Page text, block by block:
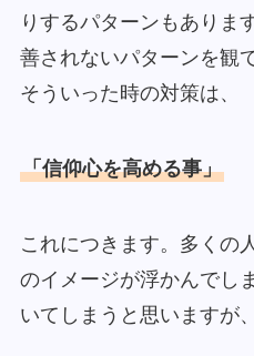
りするパターンもありま
善されないパターンを観
そういった時の対策は、
「信仰心を高める事」
これにつきます。多くの
のイメージが浮かんでし
いてしまうと思いますが、